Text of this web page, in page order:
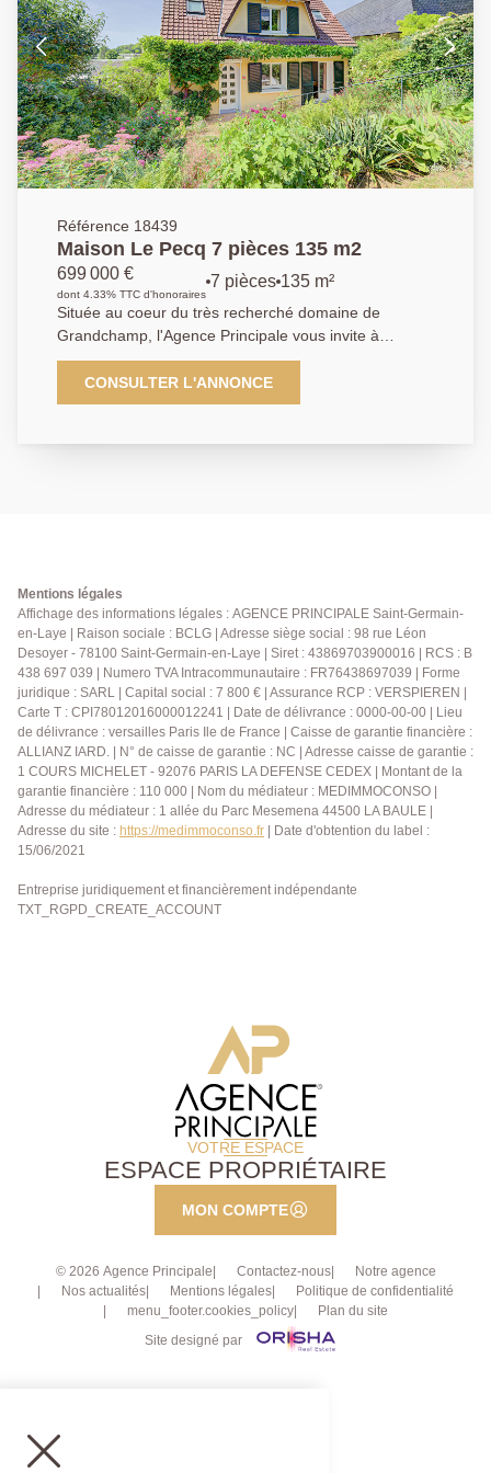
moderniser cette belle maison et de prévoir une
décoration en harmonie totale avec vos envies.
Référence 18439
Maison Le Pecq 7 pièces 135 m2
699 000 €
dont 4.33% TTC d'honoraires
7 pièces 135 m²
Située au coeur du très recherché domaine de
Grandchamp, l'Agence Principale vous invite à
découvrir cette charmante maison familiale de 1972,
ayant bénéficiée d'une isolation extérieure d'environ
10ans ainsi qu'une réfection complète de la toiture. À
entrée accueillante, d'un lumineux salon/salle à
manger, d'une cuisine spacieuse, d'un WC
indépendant ainsi que d'une pièce pouvant faire office
de bureau ou de chambre selon vos besoins. À
l'étage, le palier dessert trois belles chambres pour
enfants ainsi qu'une confortable suite parentale avec
salle de bains, salle d'eau et WC privatifs. Un accès
aux combles aménagés permet de profiter de deux
pièces supplémentaires idéales pour une salle de
jeux, un espace télétravail ou du rangement. Le sous-
sol complète parfaitement ce bien avec une
buanderie/chaufferie, une chambre d'appoint, deux
stockage. Une maison idéale pour une famille en
quête d'espace, de confort et d'un environnement
CONSULTER L'ANNONCE
Mentions légales
Affichage des informations légales : AGENCE PRINCIPALE Saint-Germain-
en-Laye | Raison sociale : BCLG | Adresse siège social : 98 rue Léon
Desoyer - 78100 Saint-Germain-en-Laye | Siret : 43869703900016 | RCS : B
438 697 039 | Numero TVA Intracommunautaire : FR76438697039 | Forme
juridique : SARL | Capital social : 7 800 € | Assurance RCP : VERSPIEREN |
Carte T : CPI78012016000012241 | Date de délivrance : 0000-00-00 | Lieu
de délivrance : versailles Paris Ile de France | Caisse de garantie financière :
ALLIANZ IARD. | N° de caisse de garantie : NC | Adresse caisse de garantie :
1 COURS MICHELET - 92076 PARIS LA DEFENSE CEDEX | Montant de la
garantie financière : 110 000 | Nom du médiateur : MEDIMMOCONSO |
Adresse du médiateur : 1 allée du Parc Mesemena 44500 LA BAULE |
Adresse du site : https://medimmoconso.fr | Date d'obtention du label :
15/06/2021
Entreprise juridiquement et financièrement indépendante
TXT_RGPD_CREATE_ACCOUNT
VOTRE ESPACE
ESPACE PROPRIÉTAIRE
MON COMPTE
© 2026 Agence Principale Contactez-nous
Notre agence
Nos actualités
Mentions légales
Politique de confidentialité
menu_footer.cookies_policy
Plan du site
Site designé par